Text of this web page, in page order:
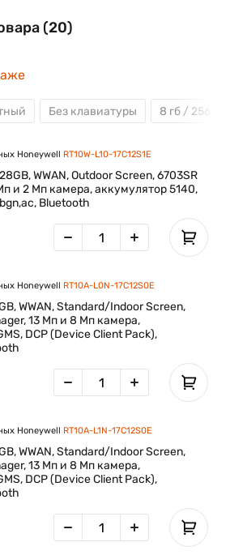
(20)
Без клавиатуры 8 гб / 256 гб
Honeywell RT10W-L10-17C12S1E
WWAN, Outdoor Screen, 6703SR
и 2 Мп камера, аккумулятор 5140,
Bluetooth
Honeywell RT10A-L0N-17C12S0E
WWAN, Standard/Indoor Screen,
13 Мп и 8 Мп камера,
DCP (Device Client Pack),
Honeywell RT10A-L1N-17C12S0E
WWAN, Standard/Indoor Screen,
13 Мп и 8 Мп камера,
DCP (Device Client Pack),